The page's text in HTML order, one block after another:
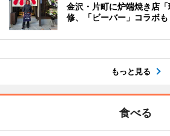
金沢・片町に炉端焼き店
修、「ビーバー」コラボも
もっと見る
食べる